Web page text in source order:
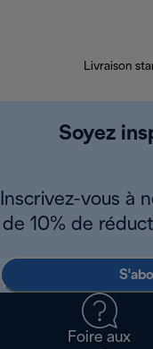
Livraison
Soyez
Inscrivez-vous à
de 10% de
Foire aux